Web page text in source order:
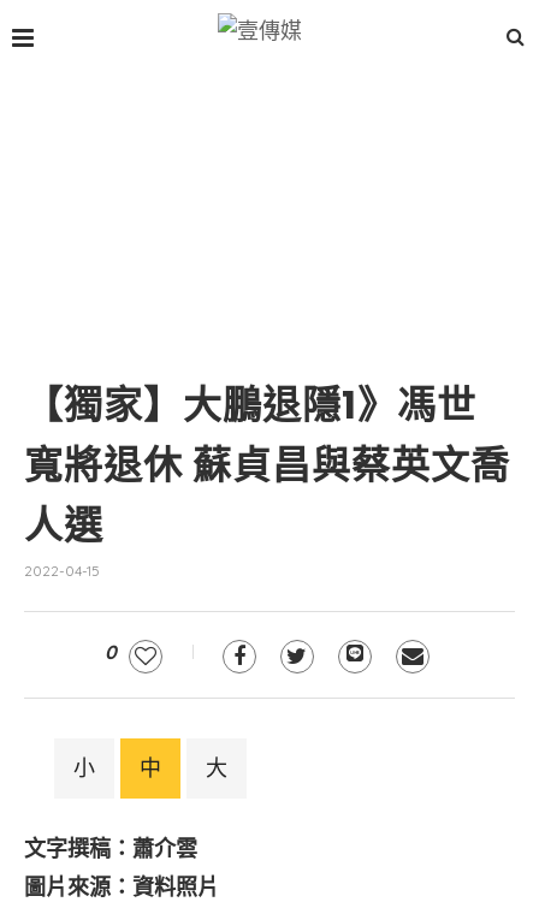
【獨家】大鵬退隱1》馮世
寬將退休 蘇貞昌與蔡英文喬
人選
2022-04-15
0
小 中 大
文字撰稿：蕭介雲
圖片來源：資料照片